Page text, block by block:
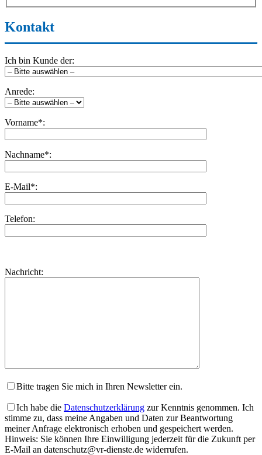
Kontakt
Ich bin Kunde der:
Anrede:
Vorname*:
Nachname*:
E-Mail*:
Telefon:
dieses
lasse
Nachricht:
Bitte tragen Sie mich in Ihren Newsletter ein.
Ich habe die Datenschutzerklärung zur Kenntnis genommen. Ich
stimme zu, dass meine Angaben und Daten zur Beantwortung
meiner Anfrage elektronisch erhoben und gespeichert werden.
Hinweis: Sie können Ihre Einwilligung jederzeit für die Zukunft per
E-Mail an datenschutz@vr-dienste.de widerrufen.